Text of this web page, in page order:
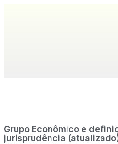
Grupo Econômico e
jurisprudência